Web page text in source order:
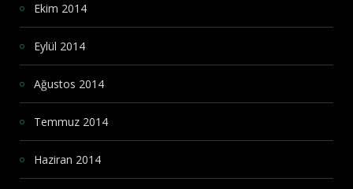
Ekim 2014
Eylül 2014
Ağustos 2014
Temmuz 2014
Haziran 2014